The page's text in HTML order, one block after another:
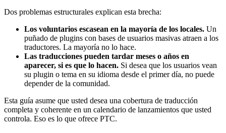
Dos problemas estructurales explican esta brecha:
Los voluntarios escasean en la mayoría de los locales. Un
puñado de plugins con bases de usuarios masivas atraen a los
traductores. La mayoría no lo hace.
Las traducciones pueden tardar meses o años en
aparecer, si es que lo hacen. Si desea que los usuarios vean
su plugin o tema en su idioma desde el primer día, no puede
depender de la comunidad.
Esta guía asume que usted desea una cobertura de traducción
completa y coherente en un calendario de lanzamientos que usted
controla. Eso es lo que ofrece PTC.